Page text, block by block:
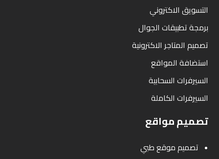
التسويق الاكتروني
برمجة تطبيقات الجوال
تصميم المتاجر الاكترونية
استضافة المواقع
السيرفرات السحابية
السيرفرات الكاملة
تصميم مواقع
تصميم موقع طبي